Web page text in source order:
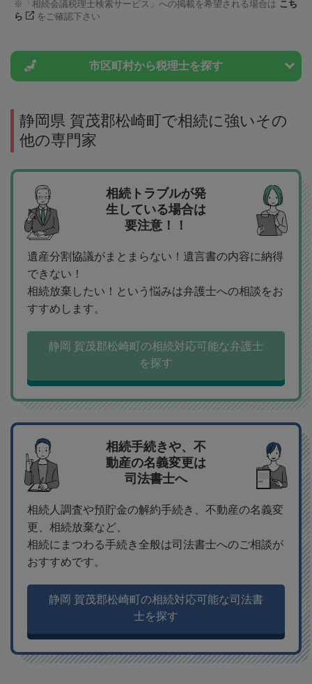
「相続会議税理士検索サービス」への掲載を希望される場合は こち
ら
をご確認下さい
市区町村から税理士を探す
静岡県 賀茂郡松崎町で相続に強いその
他の専門家
相続トラブルが発
生している場合は
要注意！！
遺産分割協議がまとまらない！遺言書の内容に納得
できない！
相続放棄したい！という悩みは弁護士への相談をお
すすめします。
静岡 賀茂郡松崎町の相続対応可能な弁護士
を探す
相続手続きや、不
動産の名義変更は
司法書士へ
相続人調査や預貯金の解約手続き、不動産の名義変
更、相続放棄など、
相続にまつわる手続き全般は司法書士へのご相談が
おすすめです。
静岡 賀茂郡松崎町の相続対応可能な司法書
士を探す